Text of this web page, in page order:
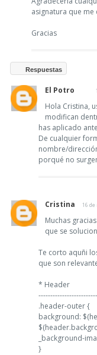
asignatura que
Gracias
Respuestas
El Potro
Hola Cristina,
modifican
has aplicado
De cualquier
nombre/
porqué no
Cristina 16 de
Muchas
que se
Te corto aquñi
que son
* Header
.header-outer {
background:
_background-
}